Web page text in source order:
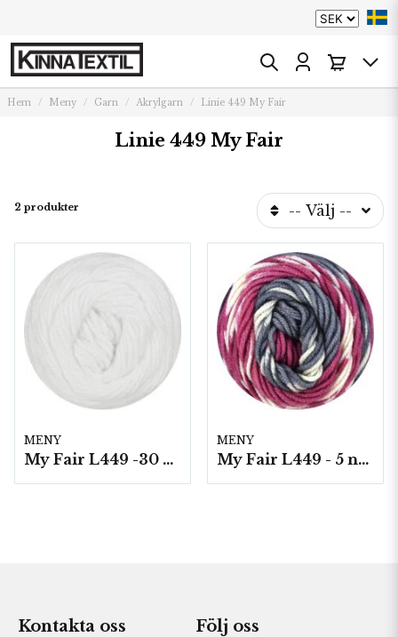
Hem Meny Garn Akrylgarn Linie 449 My Fair
Linie 449 My Fair
2 produkter -- Välj --
MENY
My Fair L449 -30 5 nystan a100g./fp.
MENY
My Fair L449 - 5 nystan á 100g./fp. Print
Kontakta oss Följ oss